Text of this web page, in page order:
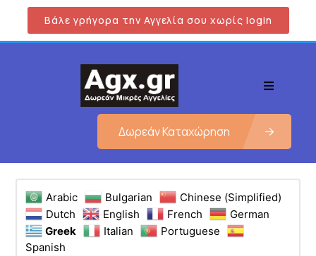
Βάλε γρήγορα την Αγγελία σου χωρίς login
Δωρεάν Καταχώρηση
Arabic Bulgarian
Chinese (Simplified)
Dutch
English French
German
Greek
Italian
Portuguese
Spanish